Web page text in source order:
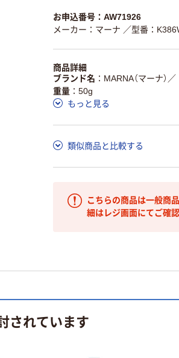
お申込番号：AW71926
メーカー：マーナ ／型番：
商品詳細
ブランド名
MARNA（マーナ） ／
重量
50g
もっと見る
類似商品と比較する
こちらの商品は一般商
細はレジ画面にてご確
されています